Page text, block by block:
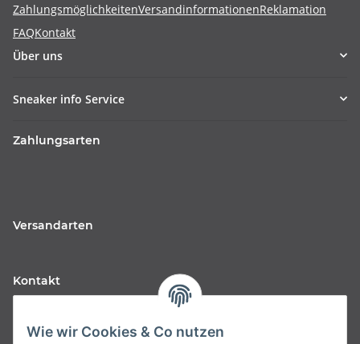
ZahlungsmöglichkeitenVersandinformationenReklamation
FAQKontakt
Über uns
Sneaker info Service
Zahlungsarten
Versandarten
Kontakt
Langstr. 51-53
Wie wir Cookies & Co nutzen